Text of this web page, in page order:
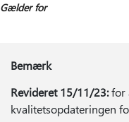
Gælder for
Bemærk
Revideret 15/11/23:for
kvalitetsopdateringen